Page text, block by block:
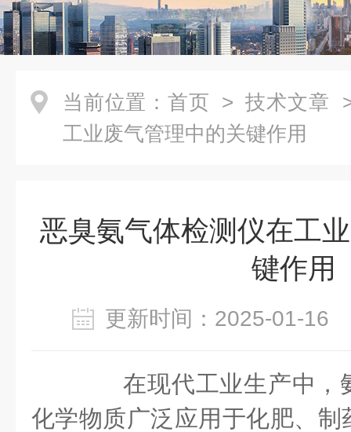
当前位置： 首页 > 技术文章
工业废气管理中的关键作用
恶臭氨气体检测仪在工
键作用
更新时间：2025-01-
在现代工业生产中，
化学物质广泛应用于化肥、